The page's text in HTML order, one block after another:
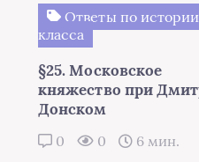
Ответы по
класса
§25. Московское
княжество при
Донском
0 0 6 мин.